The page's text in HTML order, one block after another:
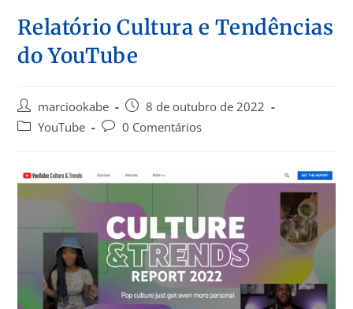
Relatório Cultura e Tendências
do YouTube
marciookabe
8 de outubro de 2022
YouTube
0 Comentários